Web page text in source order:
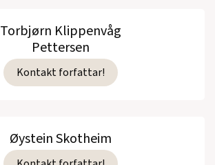
Torbjørn Klippenvåg
Pettersen
Kontakt forfattar!
Øystein Skotheim